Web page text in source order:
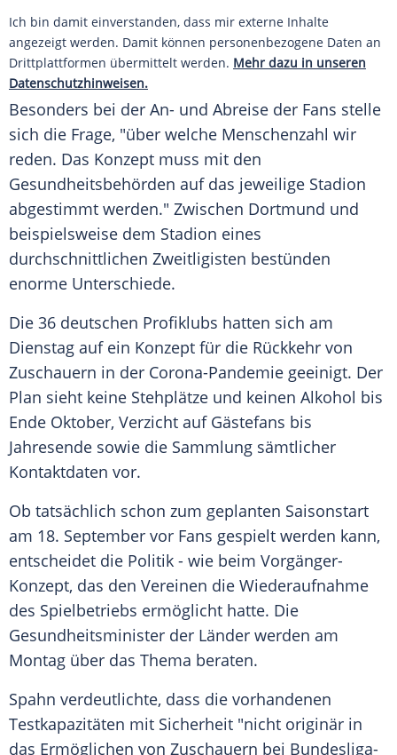
Ich bin damit einverstanden, dass mir externe Inhalte
angezeigt werden. Damit können personenbezogene Daten an
Drittplattformen übermittelt werden. Mehr dazu in unseren
Datenschutzhinweisen.
Besonders bei der An- und Abreise der Fans stelle
sich die Frage, "über welche Menschenzahl wir
reden. Das Konzept muss mit den
Gesundheitsbehörden auf das jeweilige Stadion
abgestimmt werden." Zwischen Dortmund und
beispielsweise dem Stadion eines
durchschnittlichen Zweitligisten bestünden
enorme Unterschiede.
Die 36 deutschen Profiklubs hatten sich am
Dienstag auf ein Konzept für die Rückkehr von
Zuschauern in der Corona-Pandemie geeinigt. Der
Plan sieht keine Stehplätze und keinen Alkohol bis
Ende Oktober, Verzicht auf Gästefans bis
Jahresende sowie die Sammlung sämtlicher
Kontaktdaten vor.
Ob tatsächlich schon zum geplanten Saisonstart
am 18. September vor Fans gespielt werden kann,
entscheidet die Politik - wie beim Vorgänger-
Konzept, das den Vereinen die Wiederaufnahme
des Spielbetriebs ermöglicht hatte. Die
Gesundheitsminister der Länder werden am
Montag über das Thema beraten.
Spahn verdeutlichte, dass die vorhandenen
Testkapazitäten mit Sicherheit "nicht originär in
das Ermöglichen von Zuschauern bei Bundesliga-